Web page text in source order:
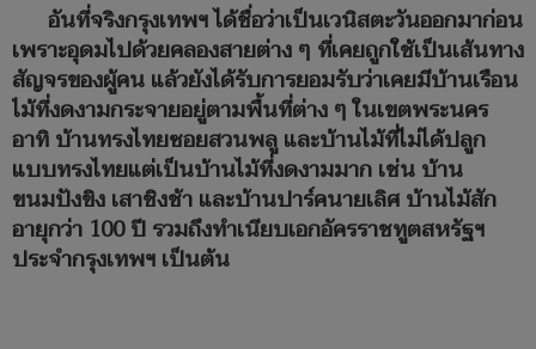
อันที่จริงกรุงเทพฯ ได้ชื่อว่าเป็นเวนิสตะวันออกมาก่อน
เพราะอุดมไปด้วยคลองสายต่าง ๆ ที่เคยถูกใช้เป็นเส้นทาง
สัญจรของผู้คน แล้วยังได้รับการยอมรับว่าเคยมีบ้านเรือน
ไม้ที่งดงามกระจายอยู่ตามพื้นที่ต่าง ๆ ในเขตพระนคร
อาทิ บ้านทรงไทยซอยสวนพลู และบ้านไม้ที่ไม่ได้ปลูก
แบบทรงไทยแต่เป็นบ้านไม้ที่งดงามมาก เช่น บ้าน
ขนมปังขิง เสาชิงช้า และบ้านปาร์คนายเลิศ บ้านไม้สัก
อายุกว่า 100ปี รวมถึงทำเนียบเอกอัครราชทูตสหรัฐฯ
ประจำกรุงเทพฯ เป็นต้น